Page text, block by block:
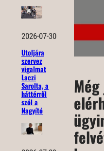
2026-07-30
Utoljára
szervez
vigalmat
Laczi
Sarolta, a
háttérről
szól a
Nagyító